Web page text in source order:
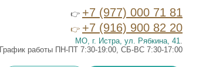
👉 +7 (977) 000 71 81
👉 +7 (916) 900 82 20
МО, г. Истра, ул. Рябкина, 41.
График работы ПН-ПТ 7:30-19:00, СБ-ВС 7:30-17:00